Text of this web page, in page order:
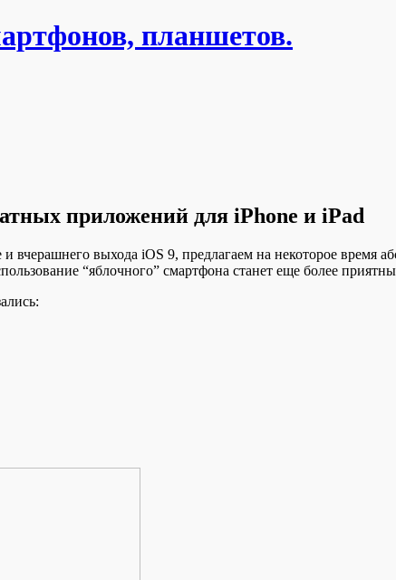
планшетов.
приложений для iPhone и iPad
выхода iOS 9, предлагаем на некоторое время
“яблочного” смартфона станет еще более